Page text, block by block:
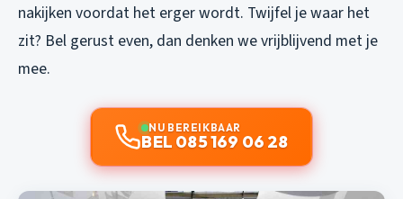
nakijken voordat het erger wordt. Twijfel je waar het
zit? Bel gerust even, dan denken we vrijblijvend met je
mee.
NU BEREIKBAAR
BEL 085 169 06 28